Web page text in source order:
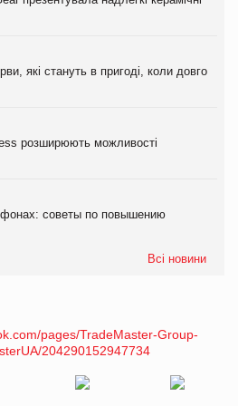
які стануть в пригоді, коли довго
розширюють можливості
советы по повышению
Всі новини